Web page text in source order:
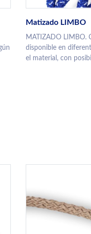
Matizado LIMBO
MATIZADO LIMBO.
disponible en
el material, con